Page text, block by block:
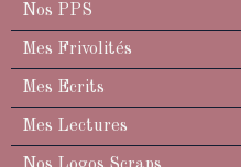
Nos PPS
Mes Frivolités
Mes Ecrits
Mes Lectures